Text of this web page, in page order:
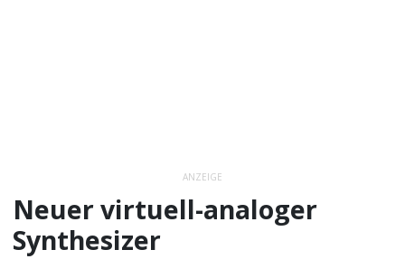
ANZEIGE
Neuer virtuell-analoger
Synthesizer